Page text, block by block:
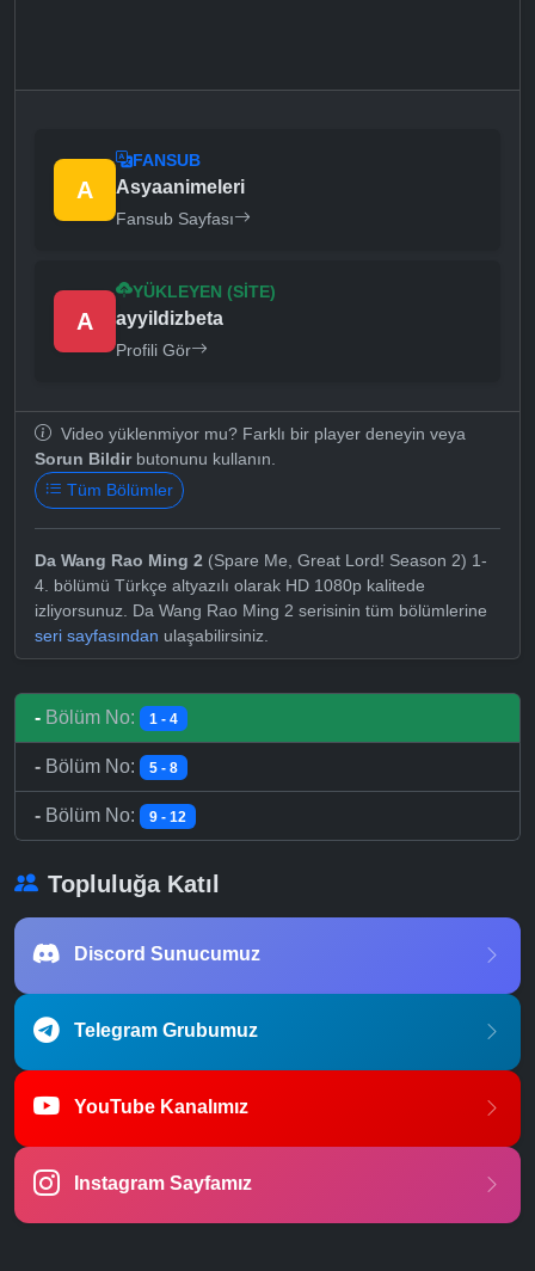
A
FANSUB
Asyaanimeleri
Fansub Sayfası
A
YÜKLEYEN (SITE)
ayyildizbeta
Profili Gör
Video yüklenmiyor mu? Farklı bir player deneyin veya
Sorun Bildirbutonunu kullanın.
Tüm Bölümler
Da Wang Rao Ming 2 (Spare Me, Great Lord! Season 2) 1-
4. bölümü Türkçe altyazılı olarak HD 1080p kalitede
izliyorsunuz. Da Wang Rao Ming 2 serisinin tüm bölümlerine
seri sayfasından ulaşabilirsiniz.
- Bölüm No: 1 - 4
- Bölüm No: 5 - 8
- Bölüm No: 9 - 12
Topluluğa Katıl
Discord Sunucumuz
Telegram Grubumuz
YouTube Kanalımız
Instagram Sayfamız